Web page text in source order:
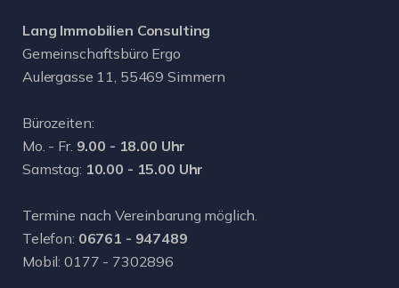
Lang Immobilien Consulting
Gemeinschaftsbüro Ergo
Aulergasse 11, 55469 Simmern
Bürozeiten:
Mo. - Fr. 9.00 - 18.00 Uhr
Samstag: 10.00 - 15.00 Uhr
Termine nach Vereinbarung möglich.
Telefon: 06761 - 947489
Mobil: 0177 - 7302896